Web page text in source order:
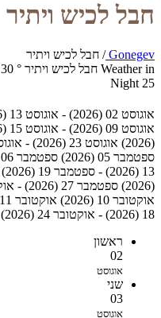
חבל לכיש ויתיר
Gonegev
/ חבל לכיש ויתיר
Weather in חבל לכיש ויתיר
°
30
25
Night
אוגוסט 02 (2026) - אוגוסט 13 (2026)
אוגוסט 09 (2026) - אוגוסט 15 (2026)
(2026)
אוגוסט 23 (2026) - אוגוסט 29 (2026)
ספטמבר 05 (2026)
ספטמבר 06 (2026) - ספטמבר 12 (2026)
13 (2026) - ספטמבר 19 (2026)
(2026)
ספטמבר 27 (2026) - אוקטובר 03 (2026)
אוקטובר 10 (2026)
אוקטובר 11 (2026) - אוקטובר 17 (2026)
18 (2026) - אוקטובר 24 (2026)
ראשון
02
אוגוסט
שני
03
אוגוסט